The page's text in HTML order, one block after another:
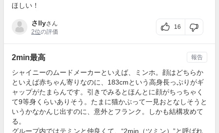
ほしい！
さllyさん
2位の評価
16
2min最高
シャイニーのムードメーカーといえば、ミンホ。顔はどちらか
といえば赤ちゃん寄りなのに、183cmという高身長っぷりがギ
ャップがたまらんです。引きでみるとほんとに顔がちっちゃく
て9等身くらいありそう。たまに猫かぶって一見おとなしそうと
いうかなかんじ出すのに、意外とフランク。しかも結構攻めて
る。
グループ内ではテミンと仲良くて、“2min（ツミン）”と呼ばれ
報告